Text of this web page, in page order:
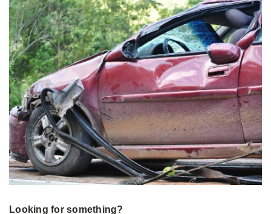
Looking for something?